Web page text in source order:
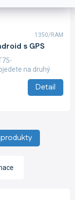
s GPS
Detail
na druhý
1350/RAM